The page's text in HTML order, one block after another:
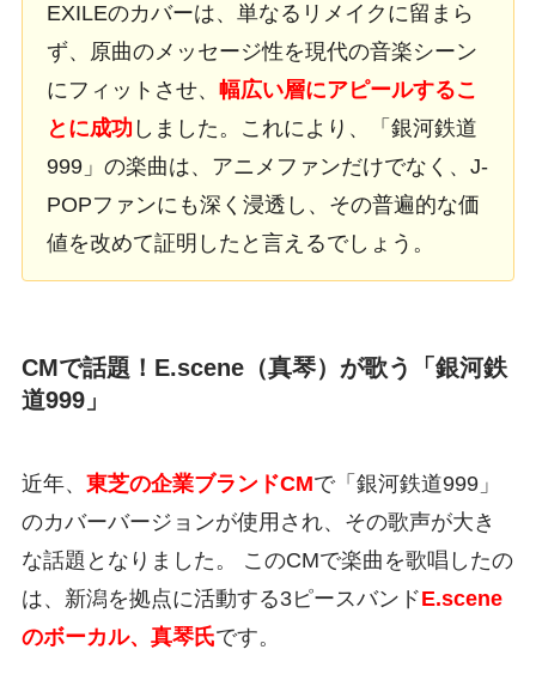
EXILEのカバーは、単なるリメイクに留まら
ず、原曲のメッセージ性を現代の音楽シーン
にフィットさせ、 幅広い層にアピールするこ
とに成功 しました。これにより、「銀河鉄道
999」の楽曲は、アニメファンだけでなく、J-
POPファンにも深く浸透し、その普遍的な価
値を改めて証明したと言えるでしょう。
CMで話題！E.scene（真琴）が歌う「銀河鉄
道999」
近年、 東芝の企業ブランドCMで「銀河鉄道999」
のカバーバージョンが使用され、その歌声が大き
な話題となりました。 このCMで楽曲を歌唱したの
は、新潟を拠点に活動する3ピースバンドE.scene
のボーカル、真琴氏です。